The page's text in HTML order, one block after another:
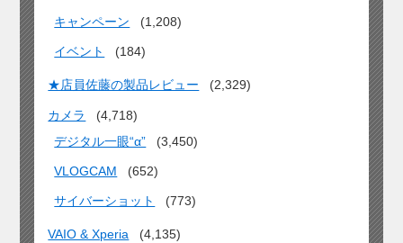
キャンペーン (1,208)
イベント (184)
★店員佐藤の製品レビュー (2,329)
カメラ
(4,718)
デジタル一眼“α”
(3,450)
VLOGCAM (652)
サイバーショット (773)
VAIO & Xperia
(4,135)